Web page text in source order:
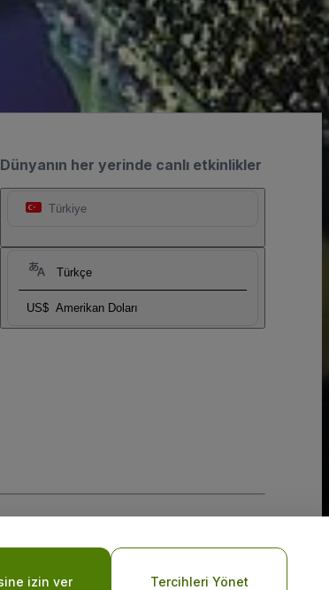
Dünyanın her yerinde canlı etkinlikler
Türkiye
Türkçe
US$ Amerikan Doları
izin ver Tercihleri Yönet